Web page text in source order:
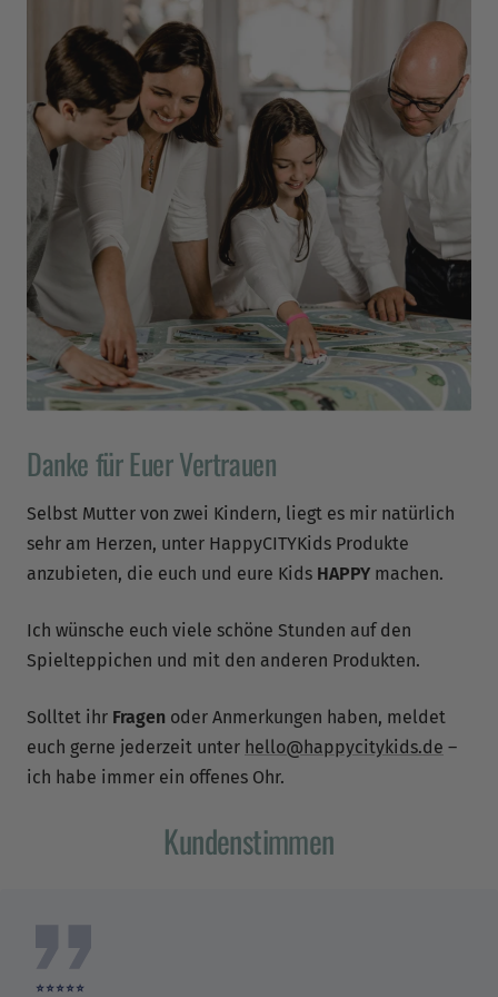
Danke für Euer Vertrauen
Selbst Mutter von zwei Kindern, liegt es mir natürlich
sehr am Herzen, unter HappyCITYKids Produkte
anzubieten, die euch und eure Kids HAPPY machen.
Ich wünsche euch viele schöne Stunden auf den
Spielteppichen und mit den anderen Produkten.
Solltet ihr Fragen oder Anmerkungen haben, meldet
euch gerne jederzeit unter hello@happycitykids.de –
ich habe immer ein offenes Ohr.
Kundenstimmen
⭐️⭐️⭐️⭐️⭐️
riecht überhaupt nicht!
Hilfreich ? Ja 16.6.2026
Verifizierter Kunde
Spielteppich Frankfurt 180 x 130 cm (L)
Wunderbar weicher Teppich, der täglich von den
Kindern bespielt wird. Tolle Qualität,
wunderschöne Farben und tollen Möglichkeiten,
die Stadt zu entdecken.
? Teilen
Twitter
Facebook
16.6.2026
Verifizierter Kunde
Hilfreich ? Teilen
Twitter
Verifizierter Kunde
Hilfreich ? Ja Teilen
Twitter
2.6.2026
Wir haben nun bereits mehrmals die Happy
Citykids Tassen und Brettchen für Neugeborene
und unkompliziert, der Kontakt mit der Firma ist
extrem freundlich und sehr hilfsbereit! Die